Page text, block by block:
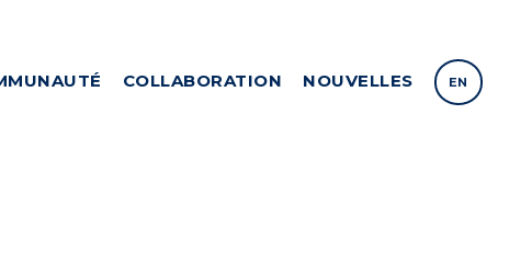
COLLABORATION NOUVELLES EN